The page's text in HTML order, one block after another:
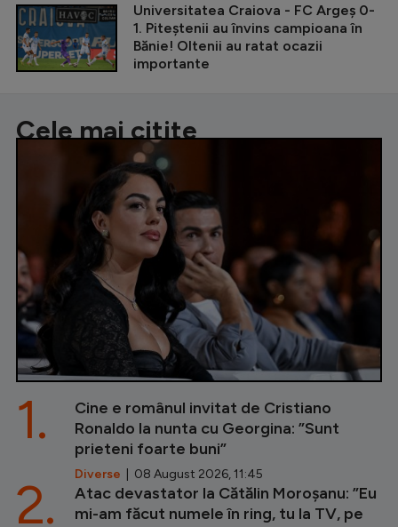
Universitatea Craiova - FC Argeș 0-
1. Piteștenii au învins campioana în
Bănie! Oltenii au ratat ocazii
importante
Cele mai citite
Cine e românul invitat de Cristiano
Ronaldo la nunta cu Georgina: ”Sunt
prieteni foarte buni”
Diverse | 08 August 2026, 11:45
1.
Atac devastator la Cătălin Moroșanu: ”Eu
mi-am făcut numele în ring, tu la TV, pe
2.